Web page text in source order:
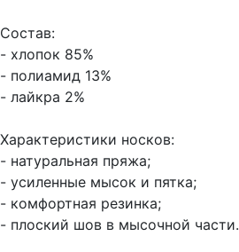
Состав:
- хлопок 85%
- полиамид 13%
- лайкра 2%
Характеристики носков:
- натуральная пряжа;
- усиленные мысок и пятка;
- комфортная резинка;
- плоский шов в мысочной части.